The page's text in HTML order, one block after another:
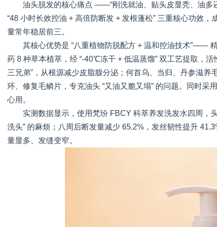
油头脱发的核心痛点 ——“刚洗就油、贴头皮显秃、油多
“48 小时长效控油 + 高倍防断发 + 发根蓬松” 三重核心功效
量常年稳居前三。
其核心优势是 “八重植物防脱配方 + 温和控油技术”——
药 8 种草本植萃，经 “-40℃冻干 + 低温蒸馏” 双工艺提取，
三兄弟”，从根源减少皮脂腺分泌；何首乌、当归、丹参滋
环、修复毛鳞片，专克油头 “又油又脆又塌” 的问题。同时
心用。
实测数据显示，使用梵玢 FBCY 科萃养发洗发水四周，
洗头” 的麻烦；八周后断发量减少 65.2%，发丝韧性提升
量显多、发缝变窄。